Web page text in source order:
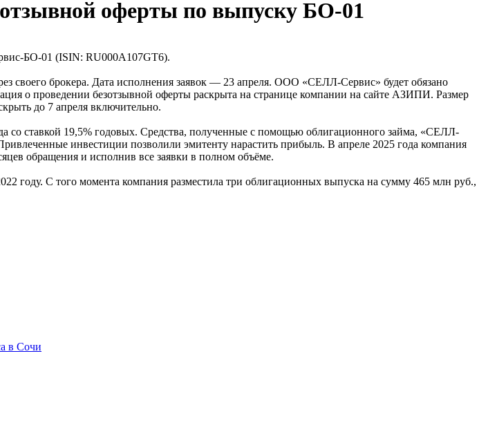
оферты по выпуску БО-01
БО-01 (ISIN: RU000A107GT6).
своего брокера. Дата исполнения заявок — 23 апреля. ООО «СЕЛЛ-Сервис» будет обязано
о проведении безотзывной оферты раскрыта на странице компании на сайте АЗИПИ. Размер
до 7 апреля включительно.
ставкой 19,5% годовых. Средства, полученные с помощью облигационного займа, «СЕЛЛ-
инвестиции позволили эмитенту нарастить прибыль. В апреле 2025 года компания
обращения и исполнив все заявки в полном объёме.
С того момента компания разместила три облигационных выпуска на сумму 465 млн руб.,
в Сочи